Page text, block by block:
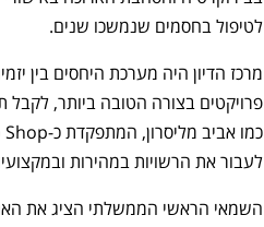
לטיפול בחסמים שנמשכו שנים.
לעבור את הרשויות במהירות